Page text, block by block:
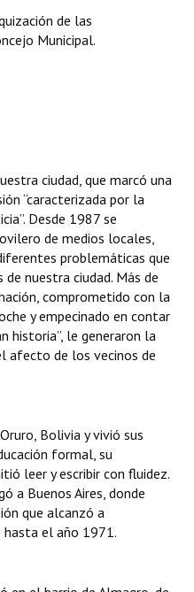
de las
Municipal.
ciudad, que marcó una
“caracterizada por la
Desde 1987 se
de medios locales,
problemáticas que
nuestra ciudad. Más de
comprometido con la
y empecinado en contar
historia”, le generaron la
afecto de los vecinos de
Bolivia y vivió sus
formal, su
leer y escribir con fluidez.
a Buenos Aires, donde
que alcanzó a
el año 1971.